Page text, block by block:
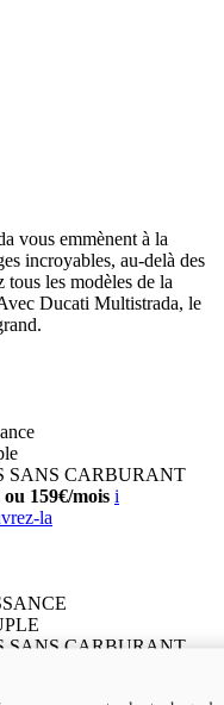
vous emmènent à la
incroyables, au-delà des
les modèles de la
Ducati Multistrada, le
SANS CARBURANT
159€/mois i
la
SANS CARBURANT